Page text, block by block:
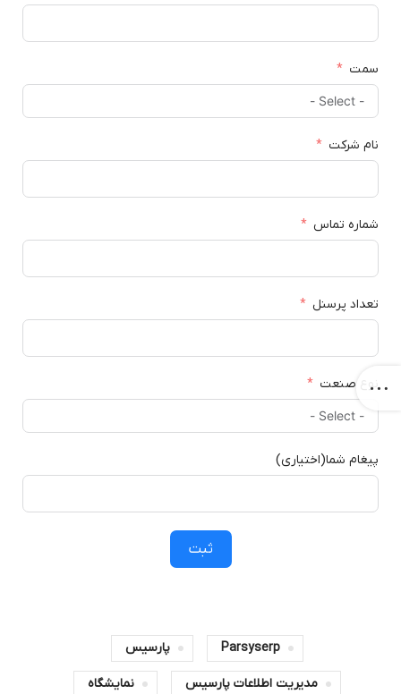
سمت
نام شرکت
شماره تماس
تعداد پرسنل
نوع صنعت
پیغام شما(اختیاری)
ثبت
Parsyserp پارسیس
مدیریت اطلاعات پارسیس نمایشگاه